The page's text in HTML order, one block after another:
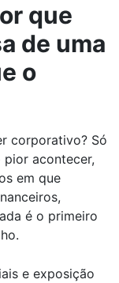
que
de uma
o
corporativo? Só
pior acontecer,
em que
é o primeiro
e exposição